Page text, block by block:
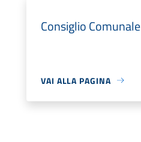
Consiglio Comunale
VAI ALLA PAGINA